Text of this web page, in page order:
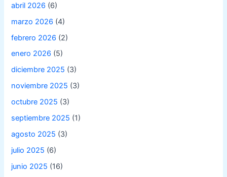
abril 2026 (6)
marzo 2026 (4)
febrero 2026 (2)
enero 2026 (5)
diciembre 2025 (3)
noviembre 2025 (3)
octubre 2025 (3)
septiembre 2025 (1)
agosto 2025 (3)
julio 2025 (6)
junio 2025 (16)